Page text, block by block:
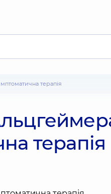
терапія
терапія